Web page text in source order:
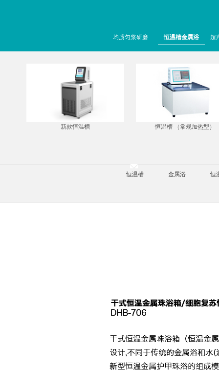
均质匀浆研磨 恒温槽金属浴 超
新款恒温槽 恒温槽 （常规加热型）
恒温槽 金属浴 恒